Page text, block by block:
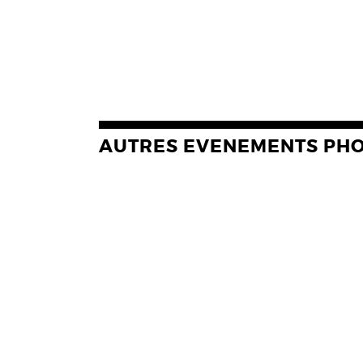
AUTRES EVENEMENTS